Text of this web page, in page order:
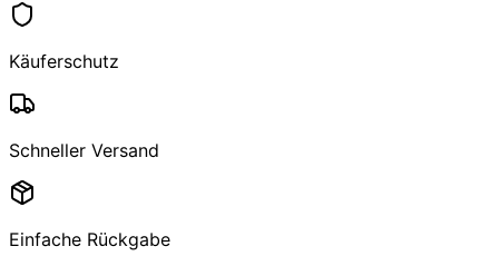
Käuferschutz
Schneller Versand
Einfache Rückgabe